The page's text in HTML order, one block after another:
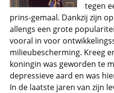
tegen
prins-gemaal. Dankzij zijn
allengs een grote
vooral in voor
milieubescherming. Kreeg
koningin was geworden te
depressieve aard en was
In de laatste jaren van zijn